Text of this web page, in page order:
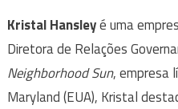
Kristal Hansleyé uma
Diretora de Relações
Neighborhood Sun, empresa
Maryland (EUA), Kristal